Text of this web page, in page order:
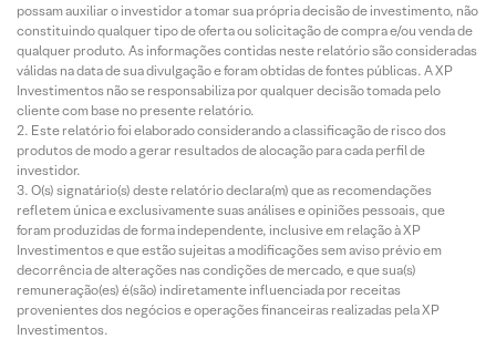
possam auxiliar o investidor a tomar sua própria decisão de investimento, não
constituindo qualquer tipo de oferta ou solicitação de compra e/ou venda de
qualquer produto. As informações contidas neste relatório são consideradas
válidas na data de sua divulgação e foram obtidas de fontes públicas. A XP
Investimentos não se responsabiliza por qualquer decisão tomada pelo
cliente com base no presente relatório.
Este relatório foi elaborado considerando a classificação de risco dos
produtos de modo a gerar resultados de alocação para cada perfil de
investidor.
O(s) signatário(s) deste relatório declara(m) que as recomendações
refletem única e exclusivamente suas análises e opiniões pessoais, que
foram produzidas de forma independente, inclusive em relação à XP
Investimentos e que estão sujeitas a modificações sem aviso prévio em
decorrência de alterações nas condições de mercado, e que sua(s)
remuneração(es) é(são) indiretamente influenciada por receitas
provenientes dos negócios e operações financeiras realizadas pela XP
Investimentos.